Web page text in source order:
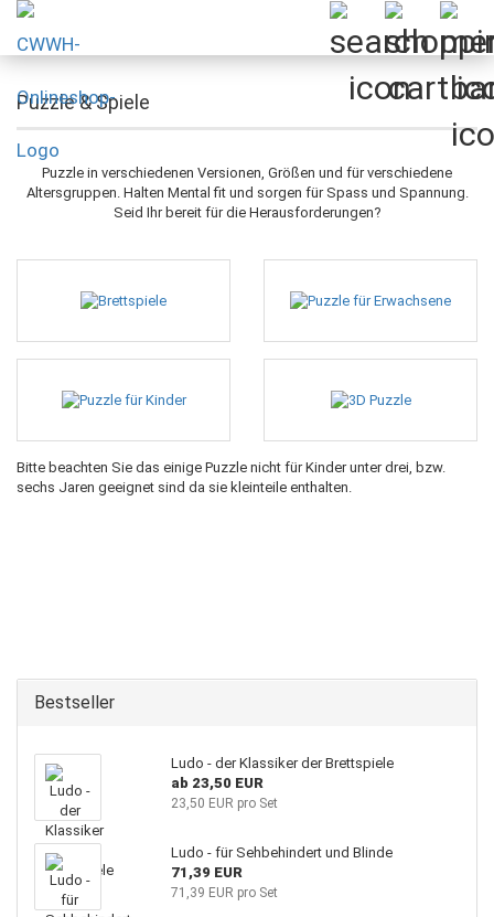
Puzzle & Spiele
Puzzle in verschiedenen Versionen, Größen und für verschiedene
Altersgruppen. Halten Mental fit und sorgen für Spass und Spannung.
Seid Ihr bereit für die Herausforderungen?
Bitte beachten Sie das einige Puzzle nicht für Kinder unter drei, bzw.
sechs Jaren geeignet sind da sie kleinteile enthalten.
Bestseller
Ludo - der Klassiker der Brettspiele
ab 23,50 EUR
23,50 EUR pro Set
Ludo - für Sehbehindert und Blinde
71,39 EUR
71,39 EUR pro Set